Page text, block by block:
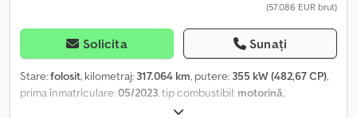
(57.086 EUR brut)
Solicita Sunați
Stare:folosit, kilometraj: 317.064 km, putere: 355 kW (482,67 CP),
prima înmatriculare:05/2023, tip combustibil: motorină,
, combustibil:motorină